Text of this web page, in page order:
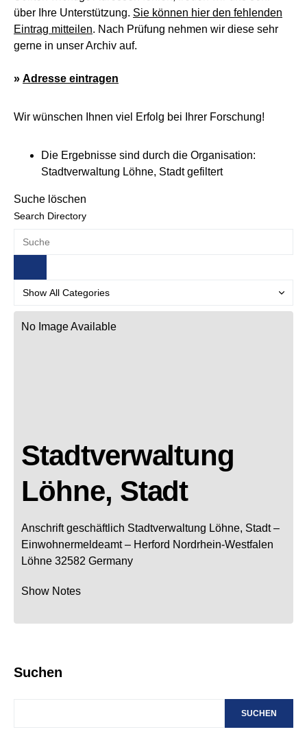
über Ihre Unterstützung. Sie können hier den fehlenden
Eintrag mitteilen. Nach Prüfung nehmen wir diese sehr
gerne in unser Archiv auf.
» Adresse eintragen
Wir wünschen Ihnen viel Erfolg bei Ihrer Forschung!
Die Ergebnisse sind durch die Organisation:
Stadtverwaltung Löhne, Stadt gefiltert
Suche löschen
Search Directory
No Image Available
Stadtverwaltung
Löhne, Stadt
Anschrift geschäftlich Stadtverwaltung Löhne, Stadt –
Einwohnermeldeamt – Herford Nordrhein-Westfalen
Löhne 32582 Germany
Show Notes
Suchen
SUCHEN